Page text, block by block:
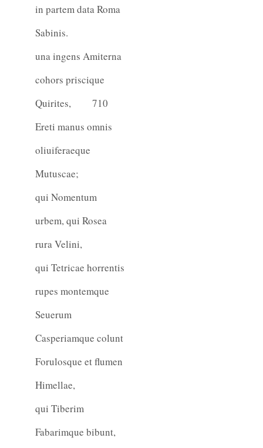
in partem data Roma
Sabinis.
una ingens Amiterna
cohors priscique
Quirites,
710
Ereti manus omnis
oliuiferaeque
Mutuscae;
qui Nomentum
urbem, qui Rosea
rura Velini,
qui Tetricae horrentis
rupes montemque
Seuerum
Casperiamque colunt
Forulosque et flumen
Himellae,
qui Tiberim
Fabarimque bibunt,